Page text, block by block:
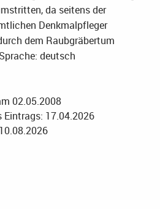
da seitens der
Denkmalpfleger
dem Raubgräbertum
Sprache: deutsch
02.05.2008
17.04.2026